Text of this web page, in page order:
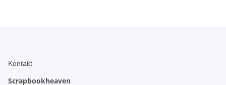
Kontakt
Scrapbookheaven